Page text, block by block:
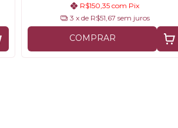
R$150,35 com Pix
3 x de R$51,67 sem juros
COMPRAR